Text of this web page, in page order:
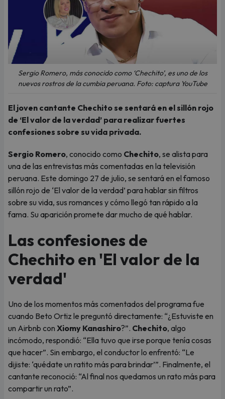
Sergio Romero, más conocido como ‘Chechito’, es uno de los
nuevos rostros de la cumbia peruana. Foto: captura YouTube
El joven cantante Chechito se sentará en el sillón rojo
de ‘El valor de la verdad’ para realizar fuertes
confesiones sobre su vida privada.
Sergio Romero, conocido como Chechito, se alista para
una de las entrevistas más comentadas en la televisión
peruana. Este domingo 27 de julio, se sentará en el famoso
sillón rojo de ‘El valor de la verdad’ para hablar sin filtros
sobre su vida, sus romances y cómo llegó tan rápido a la
fama. Su aparición promete dar mucho de qué hablar.
Las confesiones de
Chechito en 'El valor de la
verdad'
Uno de los momentos más comentados del programa fue
cuando Beto Ortiz le preguntó directamente: “¿Estuviste en
un Airbnb con Xiomy Kanashiro?”. Chechito, algo
incómodo, respondió: “Ella tuvo que irse porque tenía cosas
que hacer”. Sin embargo, el conductor lo enfrentó: “Le
dijiste: ‘quédate un ratito más para brindar’”. Finalmente, el
cantante reconoció: “Al final nos quedamos un rato más para
compartir un rato”.